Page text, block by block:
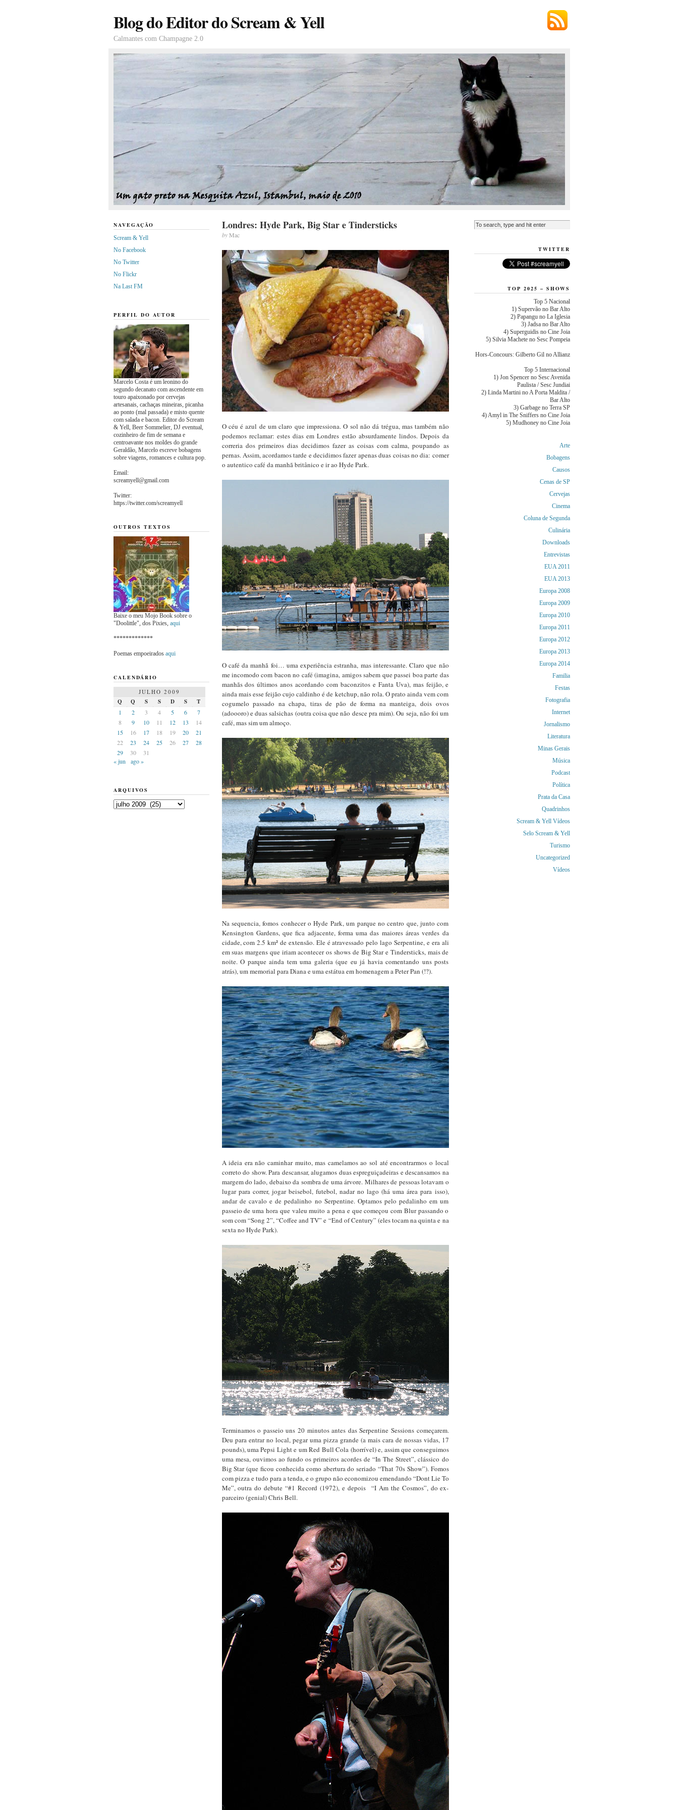
Blog do Editor do Scream & Yell
Calmantes com Champagne 2.0
Londres: Hyde Park, Big Star e Tindersticks
byMac
O céu é azul de um claro que impressiona. O sol não dá trégua, mas também não
podemos reclamar: estes dias em Londres estão absurdamente lindos. Depois da
correria dos primeiros dias decidimos fazer as coisas com calma, poupando as
pernas. Assim, acordamos tarde e decidimos fazer apenas duas coisas no dia: comer
o autentico café da manhã britânico e ir ao Hyde Park.
O café da manhã foi… uma experiência estranha, mas interessante. Claro que não
me incomodo com bacon no café (imagina, amigos sabem que passei boa parte das
manhãs dos últimos anos acordando com baconzitos e Fanta Uva), mas feijão, e
ainda mais esse feijão cujo caldinho é de ketchup, não rola. O prato ainda vem com
cogumelo passado na chapa, tiras de pão de forma na manteiga, dois ovos
(adoooro) e duas salsichas (outra coisa que não desce pra mim). Ou seja, não foi um
café, mas sim um almoço.
Na sequencia, fomos conhecer o Hyde Park, um parque no centro que, junto com
Kensington Gardens, que fica adjacente, forma uma das maiores áreas verdes da
cidade, com 2.5 km² de extensão. Ele é atravessado pelo lago Serpentine, e era ali
em suas margens que iriam acontecer os shows de Big Star e Tindersticks, mais de
noite. O parque ainda tem uma galeria (que eu já havia comentando uns posts
atrás), um memorial para Diana e uma estátua em homenagem a Peter Pan (!?).
A ideia era não caminhar muito, mas camelamos ao sol até encontrarmos o local
correto do show. Para descansar, alugamos duas espreguiçadeiras e descansamos na
margem do lado, debaixo da sombra de uma árvore. Milhares de pessoas lotavam o
lugar para correr, jogar beisebol, futebol, nadar no lago (há uma área para isso),
andar de cavalo e de pedalinho no Serpentine. Optamos pelo pedalinho em um
passeio de uma hora que valeu muito a pena e que começou com Blur passando o
som com “Song 2”, “Coffee and TV” e “End of Century” (eles tocam na quinta e na
sexta no Hyde Park).
Terminamos o passeio uns 20 minutos antes das Serpentine Sessions começarem.
Deu para entrar no local, pegar uma pizza grande (a mais cara de nossas vidas, 17
pounds), uma Pepsi Light e um Red Bull Cola (horrível) e, assim que conseguimos
uma mesa, ouvimos ao fundo os primeiros acordes de “In The Street”, clássico do
Big Star (que ficou conhecida como abertura do seriado “That 70s Show”). Fomos
com pizza e tudo para a tenda, e o grupo não economizou emendando “Dont Lie To
Me”, outra do debute “#1 Record (1972), e depois “I Am the Cosmos”, do ex-
parceiro (genial) Chris Bell.
NAVEGAÇÃO
Scream & Yell
No Facebook
No Twitter
No Flickr
Na Last FM
PERFIL DO AUTOR
Marcelo Costa é um leonino do
segundo decanato com ascendente em
touro apaixonado por cervejas
artesanais, cachaças mineiras, picanha
ao ponto (mal passada) e misto quente
com salada e bacon. Editor do Scream
& Yell, Beer Sommelier, DJ eventual,
cozinheiro de fim de semana e
centroavante nos moldes do grande
Geraldão, Marcelo escreve bobagens
sobre viagens, romances e cultura pop.
Email:
screamyell@gmail.com
Twitter:
https://twitter.com/screamyell
OUTROS TEXTOS
Baixe o meu Mojo Book sobre o
"Doolittle", dos Pixies, aqui
*************
Poemas empoeirados aqui
CALENDÁRIO
JULHO 2009
Q Q S S D S
T
1
2 3 4 5 6
7
8
9 10 11 12 13
14
15
16 17 18 19 20
21
22
23 24 25 26 27
28
29
30
31
« jun
ago »
ARQUIVOS
Arquivos
TWITTER
TOP 2025 – SHOWS
Top 5 Nacional
1) Supervão no Bar Alto
2) Papangu no La Iglesia
3) Jadsa no Bar Alto
4) Superguidis no Cine Joia
5) Silvia Machete no Sesc Pompeia
Hors-Concours: Gilberto Gil no Allianz
Top 5 Internacional
1) Jon Spencer no Sesc Avenida
Paulista / Sesc Jundiai
2) Linda Martini no A Porta Maldita /
Bar Alto
3) Garbage no Terra SP
4) Amyl in The Sniffers no Cine Joia
5) Mudhoney no Cine Joia
Arte
Bobagens
Causos
Cenas de SP
Cervejas
Cinema
Coluna de Segunda
Culinária
Downloads
Entrevistas
EUA 2011
EUA 2013
Europa 2008
Europa 2009
Europa 2010
Europa 2011
Europa 2012
Europa 2013
Europa 2014
Familia
Festas
Fotografia
Internet
Jornalismo
Literatura
Minas Gerais
Música
Podcast
Política
Prata da Casa
Quadrinhos
Scream & Yell Vídeos
Selo Scream & Yell
Turismo
Uncategorized
Vídeos